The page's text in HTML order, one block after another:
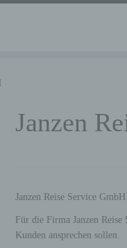
Janzen
Janzen Reise Service
Für die Firma Janzen
Kunden ansprechen sollen.